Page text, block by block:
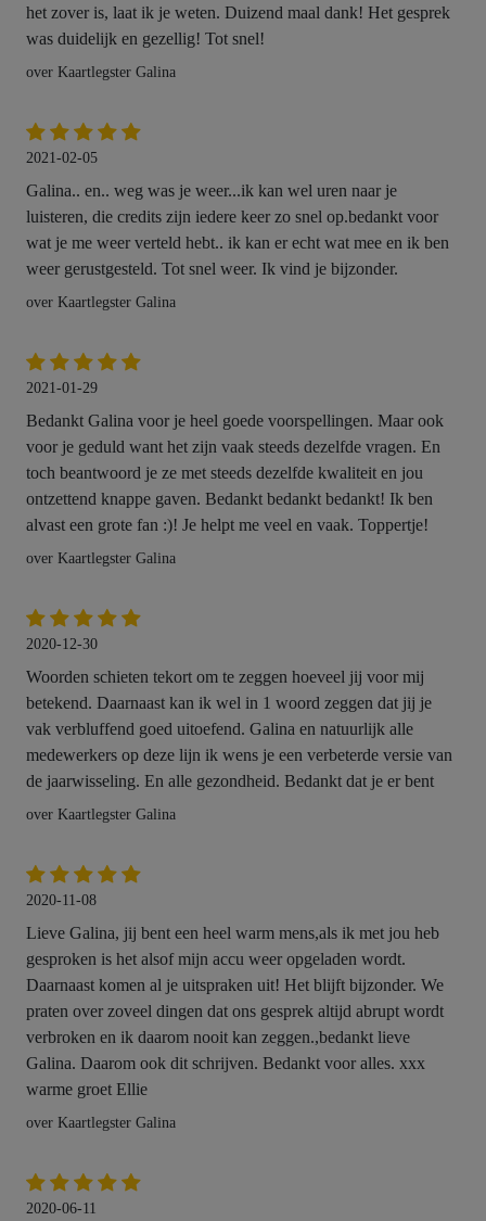
het zover is, laat ik je weten. Duizend maal dank! Het gesprek
was duidelijk en gezellig! Tot snel!
over Kaartlegster Galina
2021-02-05
Galina.. en.. weg was je weer...ik kan wel uren naar je
luisteren, die credits zijn iedere keer zo snel op.bedankt voor
wat je me weer verteld hebt.. ik kan er echt wat mee en ik ben
weer gerustgesteld. Tot snel weer. Ik vind je bijzonder.
over Kaartlegster Galina
2021-01-29
Bedankt Galina voor je heel goede voorspellingen. Maar ook
voor je geduld want het zijn vaak steeds dezelfde vragen. En
toch beantwoord je ze met steeds dezelfde kwaliteit en jou
ontzettend knappe gaven. Bedankt bedankt bedankt! Ik ben
alvast een grote fan :)! Je helpt me veel en vaak. Toppertje!
over Kaartlegster Galina
2020-12-30
Woorden schieten tekort om te zeggen hoeveel jij voor mij
betekend. Daarnaast kan ik wel in 1 woord zeggen dat jij je
vak verbluffend goed uitoefend. Galina en natuurlijk alle
medewerkers op deze lijn ik wens je een verbeterde versie van
de jaarwisseling. En alle gezondheid. Bedankt dat je er bent
over Kaartlegster Galina
2020-11-08
Lieve Galina, jij bent een heel warm mens,als ik met jou heb
gesproken is het alsof mijn accu weer opgeladen wordt.
Daarnaast komen al je uitspraken uit! Het blijft bijzonder. We
praten over zoveel dingen dat ons gesprek altijd abrupt wordt
verbroken en ik daarom nooit kan zeggen.,bedankt lieve
Galina. Daarom ook dit schrijven. Bedankt voor alles. xxx
warme groet Ellie
over Kaartlegster Galina
2020-06-11